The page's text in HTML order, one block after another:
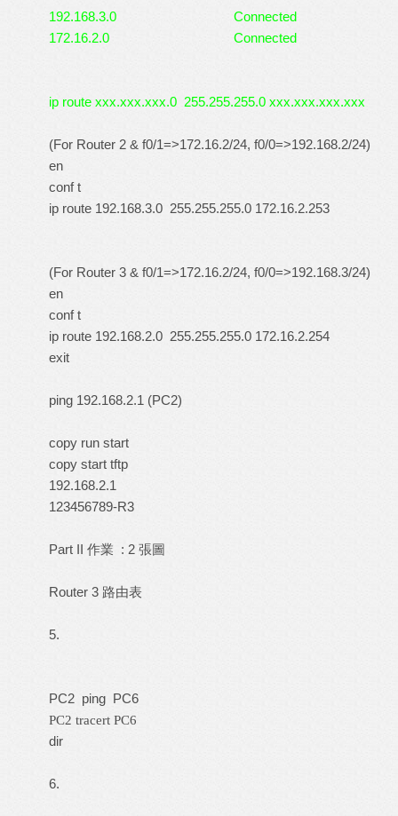
192.168.3.0 Connected
172.16.2.0 Connected
ip route xxx.xxx.xxx.0 255.255.255.0 xxx.xxx.xxx.xxx
(For Router 2 & f0/1=>172.16.2/24, f0/0=>192.168.2/24)
en
conf t
ip route 192.168.3.0 255.255.255.0 172.16.2.253
(For Router 3 & f0/1=>172.16.2/24, f0/0=>192.168.3/24)
en
conf t
ip route 192.168.2.0 255.255.255.0 172.16.2.254
exit
ping 192.168.2.1 (PC2)
copy run start
copy start tftp
192.168.2.1
123456789-R3
Part II 作業 : 2 張圖
Router 3 路由表
5.
PC2 ping PC6
PC2 tracert PC6
dir
6.